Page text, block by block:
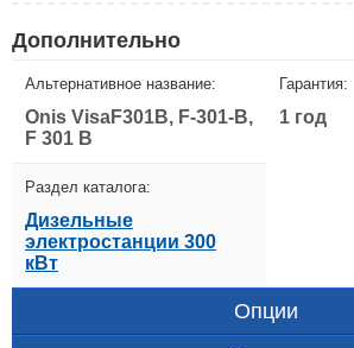
Дополнительно
Альтернативное название:
Onis VisaF301B, F-301-B,
F 301 B
Гарантия:
1 год
Раздел каталога:
Дизельные
электростанции 300
кВт
Опции